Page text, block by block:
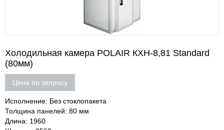
Холодильная камера POLAIR КХН-8,81 Standard
(80мм)
Цена по запросу
Исполнение: Без стоклопакета
Толщина панелей: 80 мм
Длина: 1960